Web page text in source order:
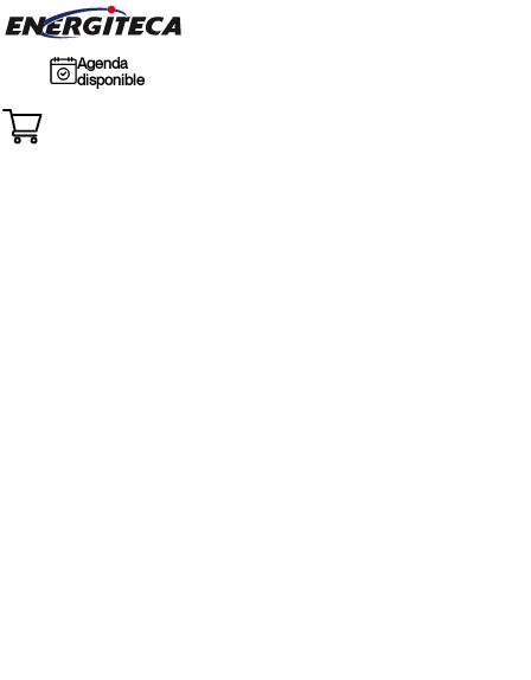
Agenda
disponible